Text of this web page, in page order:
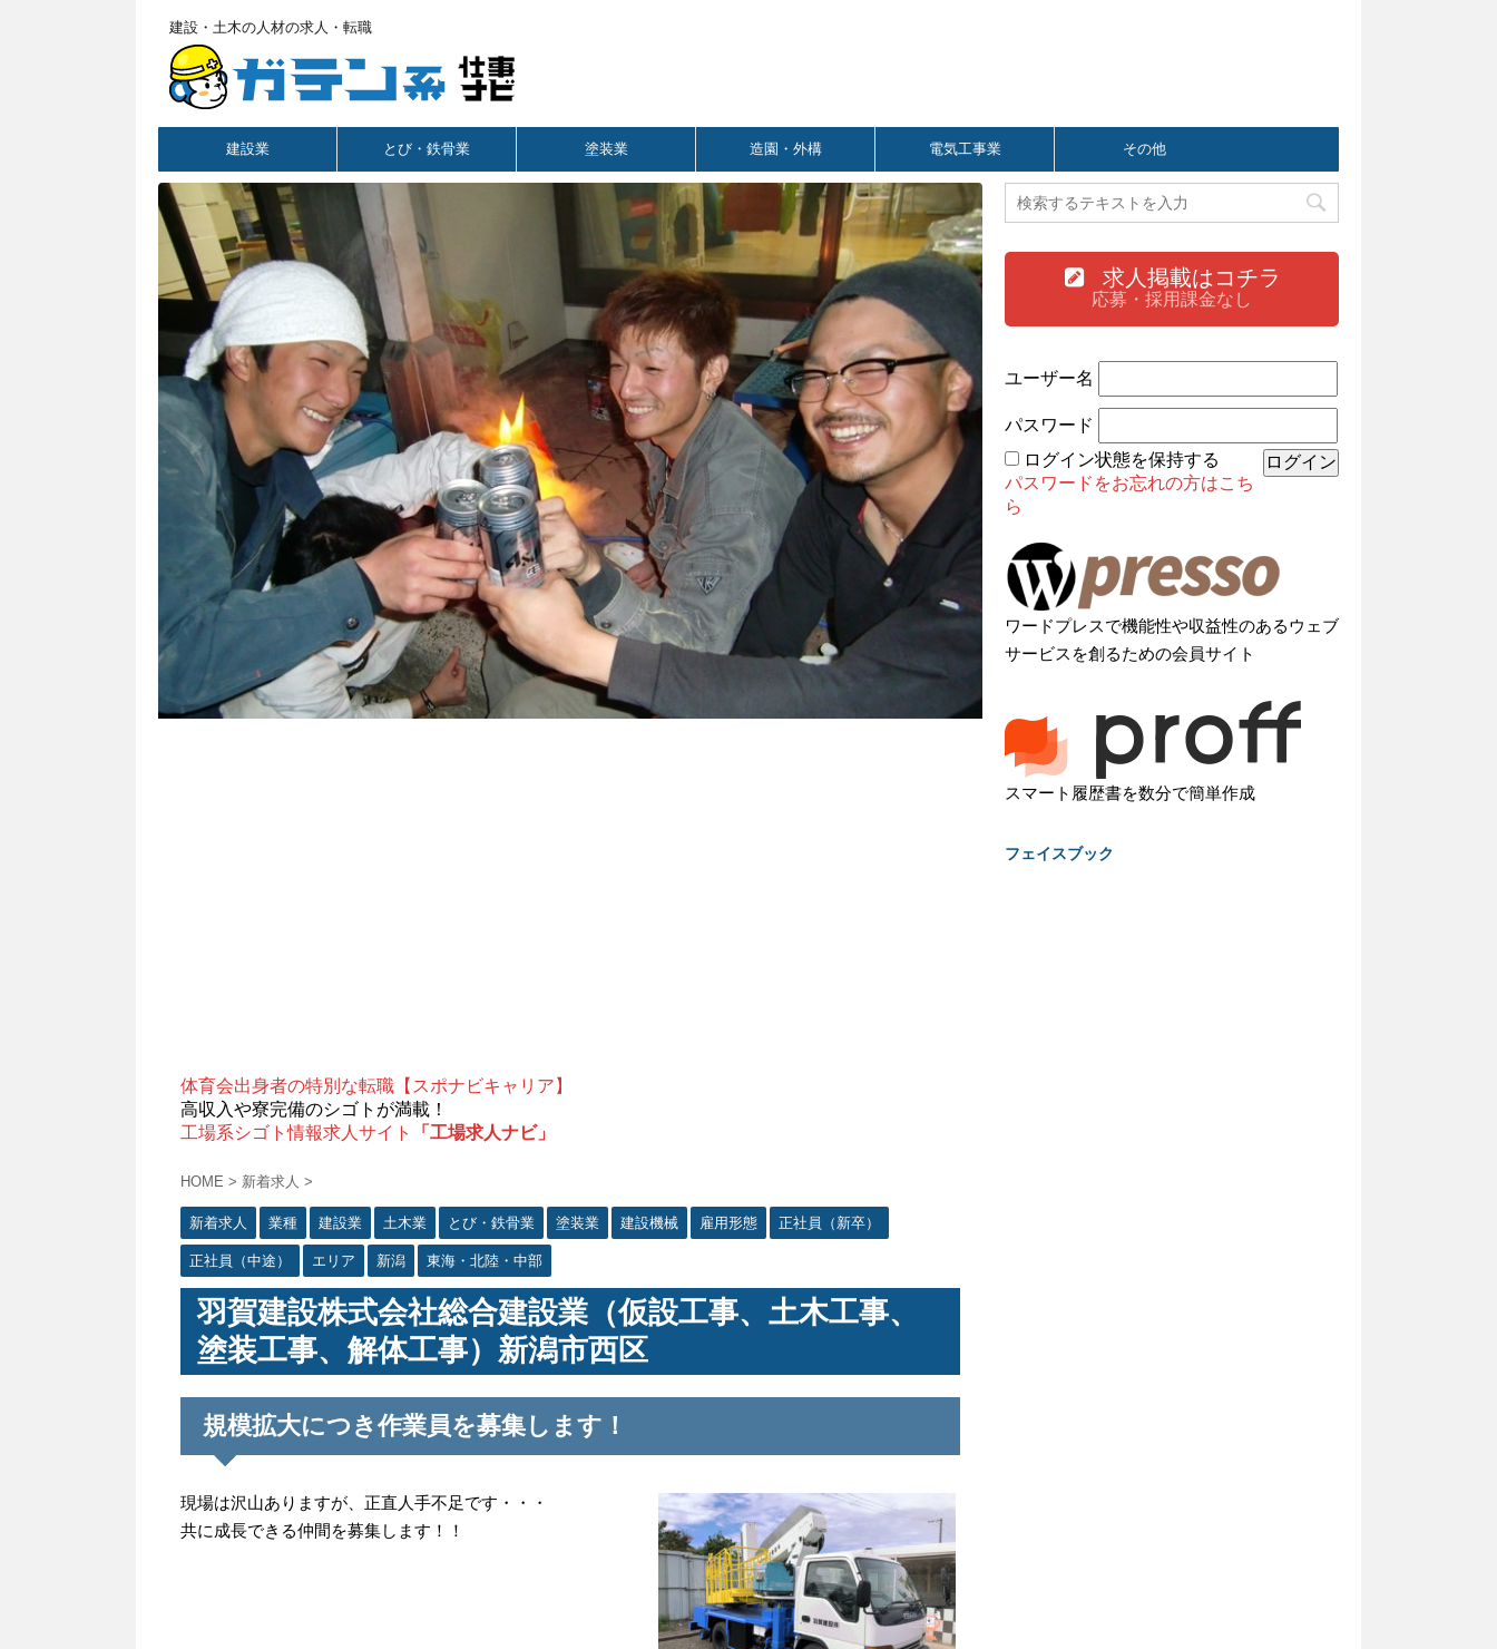
建設・土木の人材の求人・転職
建設業 とび・鉄骨業 塗装業 造園・外構 電気工事業 その他
体育会出身者の特別な転職【スポナビキャリア】
高収入や寮完備のシゴトが満載！
工場系シゴト情報求人サイト
「工場求人ナビ」
HOME > 新着求人 >
新着求人 業種 建設業 土木業 とび・鉄骨業 塗装業 建設機械 雇用形態 正社員（新卒）
正社員（中途） エリア 新潟 東海・北陸・中部
羽賀建設株式会社総合建設業（仮設工事、土木工事、
塗装工事、解体工事）新潟市西区
規模拡大につき作業員を募集します！
現場は沢山ありますが、正直人手不足です・・・
共に成長できる仲間を募集します！！
求人掲載はコチラ
応募・採用課金なし
ユーザー名
パスワード
ログイン状態を保持する
パスワードをお忘れの方はこち
ら
ワードプレスで機能性や収益性のあるウェブ
サービスを創るための会員サイト
スマート履歴書を数分で簡単作成
フェイスブック